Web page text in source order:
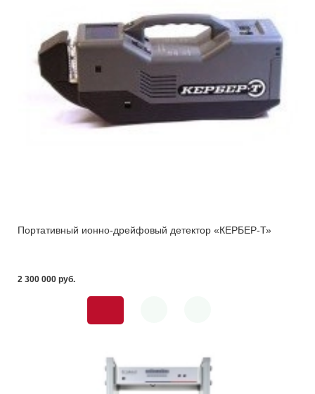
Портативный ионно-дрейфовый детектор «КЕРБЕР-Т»
2 300 000 pуб.